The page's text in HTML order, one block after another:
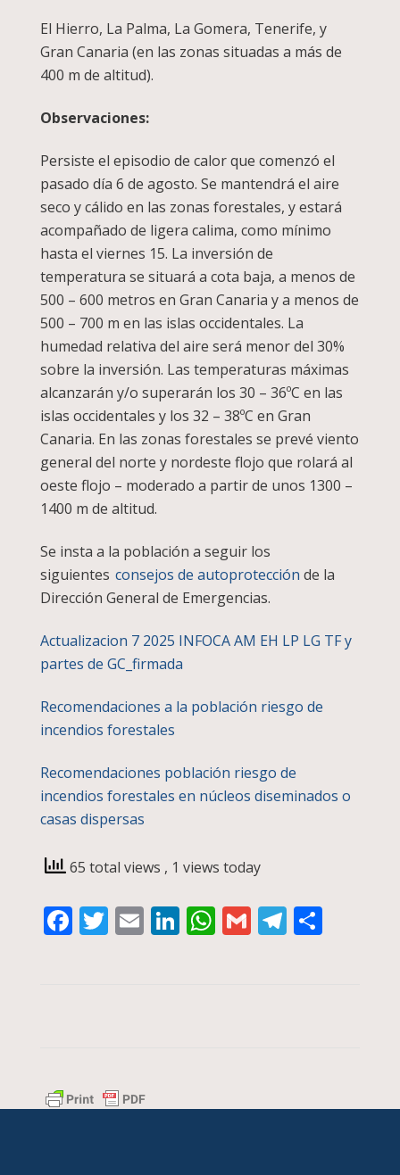
El Hierro, La Palma, La Gomera, Tenerife, y
Gran Canaria (en las zonas situadas a más de
400 m de altitud).
Observaciones:
Persiste el episodio de calor que comenzó el
pasado día 6 de agosto. Se mantendrá el aire
seco y cálido en las zonas forestales, y estará
acompañado de ligera calima, como mínimo
hasta el viernes 15. La inversión de
temperatura se situará a cota baja, a menos de
500 – 600 metros en Gran Canaria y a menos de
500 – 700 m en las islas occidentales. La
humedad relativa del aire será menor del 30%
sobre la inversión. Las temperaturas máximas
alcanzarán y/o superarán los 30 – 36ºC en las
islas occidentales y los 32 – 38ºC en Gran
Canaria. En las zonas forestales se prevé viento
general del norte y nordeste flojo que rolará al
oeste flojo – moderado a partir de unos 1300 –
1400 m de altitud.
Se insta a la población a seguir los
siguientes consejos de autoprotección de la
Dirección General de Emergencias.
Actualizacion 7 2025 INFOCA AM EH LP LG TF y
partes de GC_firmada
Recomendaciones a la población riesgo de
incendios forestales
Recomendaciones población riesgo de
incendios forestales en núcleos diseminados o
casas dispersas
65 total views , 1 views today
Facebook
Twitter
EmailLinkedIn
WhatsApp
Gmail